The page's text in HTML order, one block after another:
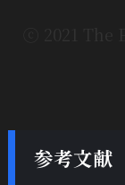
参考文献